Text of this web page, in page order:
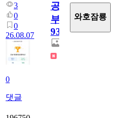
3
0
0
26.08.07
0
댓글
공
부
930
와호잠룡